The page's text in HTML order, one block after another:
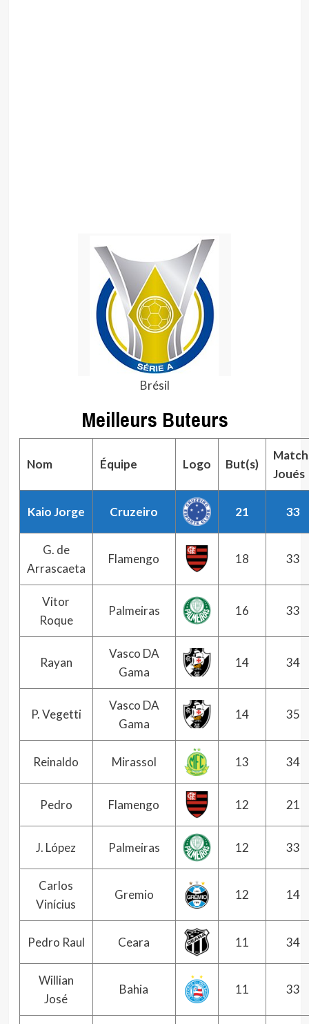
Brésil
Meilleurs Buteurs
Nom Équipe Logo But(s)
Joués
Kaio Jorge Cruzeiro 21 33
G. de
Arrascaeta
Flamengo 18 33
Vitor
Roque
Palmeiras 16 33
Rayan
Vasco DA
Gama
14 34
P. Vegetti
Vasco DA
Gama
14 35
Reinaldo Mirassol 13 34
Pedro Flamengo 12 21
J. López Palmeiras 12 33
Carlos
Vinícius
Gremio 12 14
Pedro Raul Ceara 11 34
Willian
José
Bahia 11 33